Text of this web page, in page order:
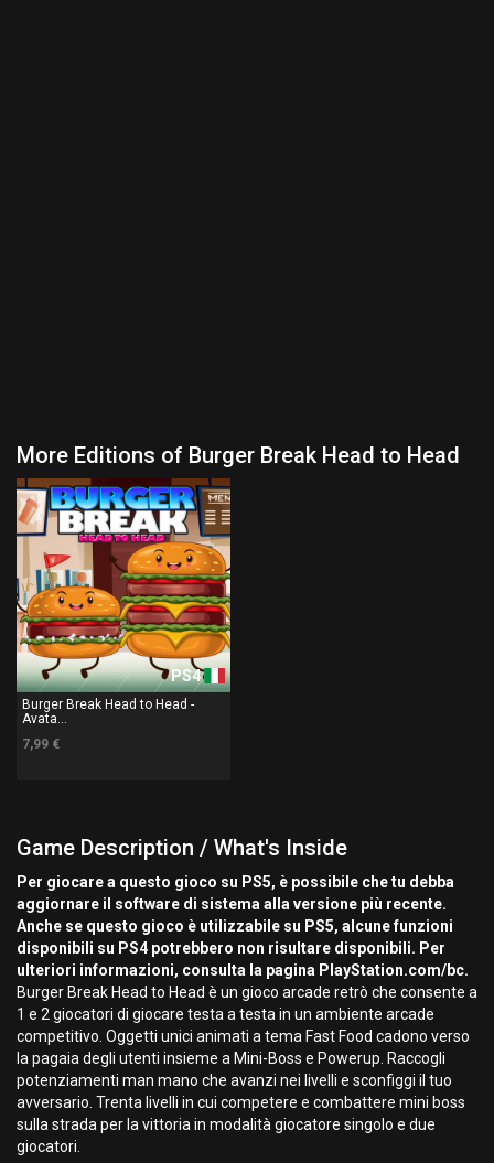
More Editions of Burger Break Head to Head
PS4
Burger Break Head to Head -
Avata...
7,99 €
Game Description / What's Inside
Per giocare a questo gioco su PS5, è possibile che tu debba
aggiornare il software di sistema alla versione più recente.
Anche se questo gioco è utilizzabile su PS5, alcune funzioni
disponibili su PS4 potrebbero non risultare disponibili. Per
ulteriori informazioni, consulta la pagina PlayStation.com/bc.
Burger Break Head to Head è un gioco arcade retrò che consente a
1 e 2 giocatori di giocare testa a testa in un ambiente arcade
competitivo. Oggetti unici animati a tema Fast Food cadono verso
la pagaia degli utenti insieme a Mini-Boss e Powerup. Raccogli
potenziamenti man mano che avanzi nei livelli e sconfiggi il tuo
avversario. Trenta livelli in cui competere e combattere mini boss
sulla strada per la vittoria in modalità giocatore singolo e due
giocatori.